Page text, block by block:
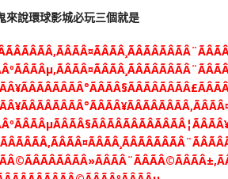
來說環球影城必玩三個就是